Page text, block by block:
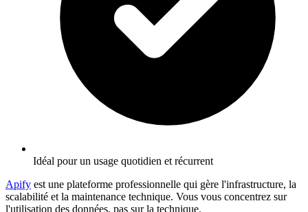
Idéal pour un usage quotidien et récurrent
Apify est une plateforme professionnelle qui gère l'infrastructure, la
scalabilité et la maintenance technique. Vous vous concentrez sur
l'utilisation des données, pas sur la technique.